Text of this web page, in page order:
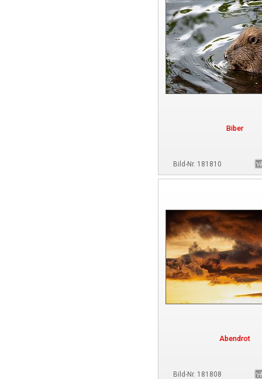
Biber
Bild-Nr. 181810
Abendrot
Bild-Nr. 181808